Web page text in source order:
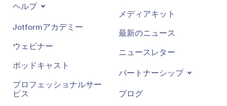
ヘルプ
Jotformアカデミー
ウェビナー
ポッドキャスト
プロフェッショナルサー
ビス
メディアキット
最新のニュース
ニュースレター
パートナーシップ
ブログ